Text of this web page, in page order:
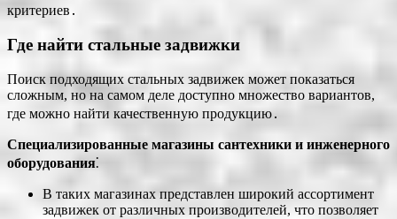
критериев․
Где найти стальные задвижки
Поиск подходящих стальных задвижек может показаться
сложным, но на самом деле доступно множество вариантов,
где можно найти качественную продукцию․
Специализированные магазины сантехники и инженерного
оборудования⁚
В таких магазинах представлен широкий ассортимент
задвижек от различных производителей, что позволяет